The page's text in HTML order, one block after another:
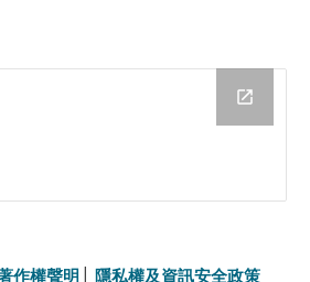
作權聲明 隱私權及資訊安全政策